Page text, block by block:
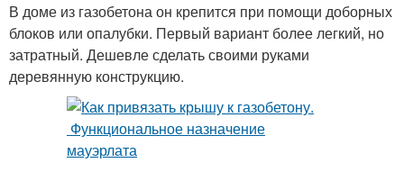
В доме из газобетона он крепится при помощи доборных
блоков или опалубки. Первый вариант более легкий, но
затратный. Дешевле сделать своими руками
деревянную конструкцию.